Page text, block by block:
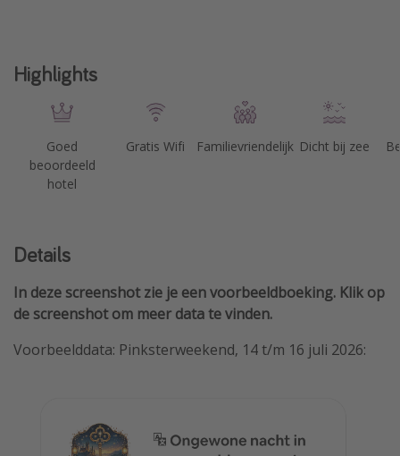
Highlights
Goed
beoordeeld
hotel
Gratis Wifi Familievriendelijk Dicht bij zee
Details
In deze screenshot zie je een voorbeeldboeking. Klik op
de screenshot om meer data te vinden.
Voorbeelddata: Pinksterweekend, 14 t/m 16 juli 2026: